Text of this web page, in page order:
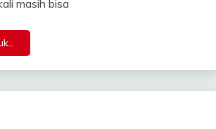
masih bisa